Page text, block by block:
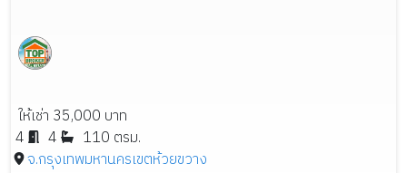
ให้เช่า 35,000 บาท
4
4
110 ตรม.
จ.กรุงเทพมหานครเขตห้วยขวาง